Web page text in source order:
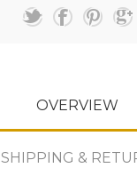
OVERVIEW
SHIPPING &